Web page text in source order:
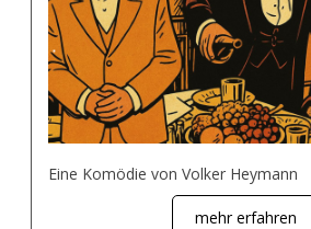
Eine Komödie von Volker Heymann
mehr erfahren